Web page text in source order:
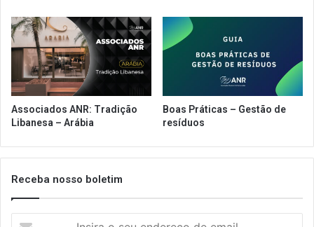
Associados ANR: Tradição
Libanesa – Arábia
Boas Práticas – Gestão de
resíduos
Receba nosso boletim